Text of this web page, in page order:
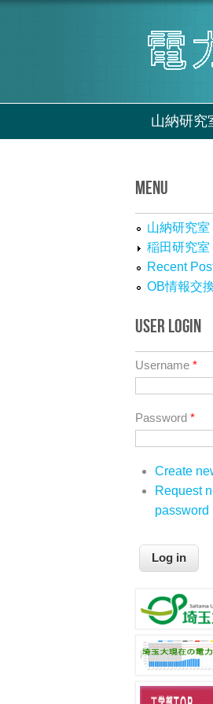
山納研究
MENU
山納研究室
稲田研究室
Recent
OB情報交
USER LOGIN
Username *
Password *
Create
Request
password